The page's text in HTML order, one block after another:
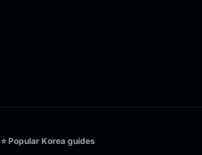
⭐ Popular Korea guides